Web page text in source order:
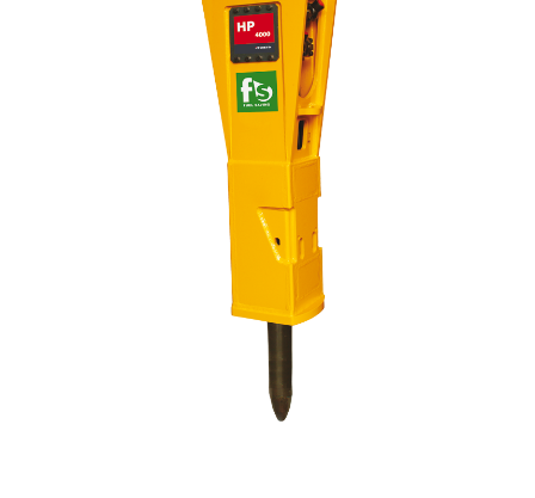
North America – French North America – French